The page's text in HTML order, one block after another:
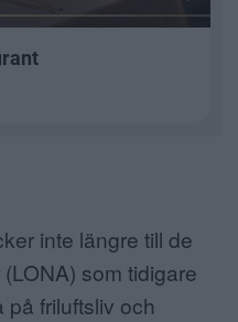
inte längre till de
som tidigare
friluftsliv och